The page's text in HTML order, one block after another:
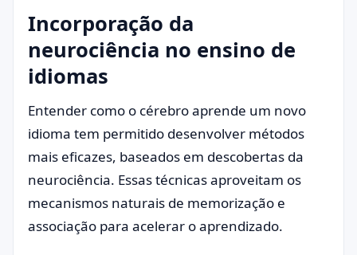
Incorporação da
neurociência no ensino de
idiomas
Entender como o cérebro aprende um novo
idioma tem permitido desenvolver métodos
mais eficazes, baseados em descobertas da
neurociência. Essas técnicas aproveitam os
mecanismos naturais de memorização e
associação para acelerar o aprendizado.